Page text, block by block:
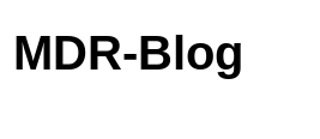
MDR-Blog